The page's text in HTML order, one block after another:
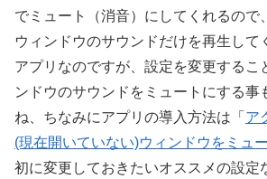
でミュート（消音）にしてくれるので
ウィンドウのサウンドだけを再生して
アプリなのですが、設定を変更するこ
ンドウのサウンドをミュートにする事
ね、ちなみにアプリの導入方法は「 ア
(現在開いていない)ウィンドウをミュ
初に変更しておきたいオススメの設定